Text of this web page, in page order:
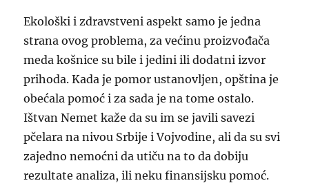
Ekološki i zdravstveni aspekt samo je jedna
strana ovog problema, za većinu proizvođača
meda košnice su bile i jedini ili dodatni izvor
prihoda. Kada je pomor ustanovljen, opština je
obećala pomoć i za sada je na tome ostalo.
Ištvan Nemet kaže da su im se javili savezi
pčelara na nivou Srbije i Vojvodine, ali da su svi
zajedno nemoćni da utiču na to da dobiju
rezultate analiza, ili neku finansijsku pomoć.